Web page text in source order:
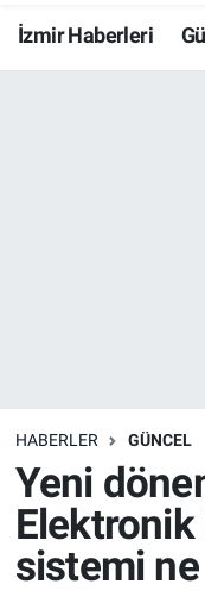
İzmir Haberleri
HABERLER GÜNCEL
Yeni
sistemi
Resmi İlanlar